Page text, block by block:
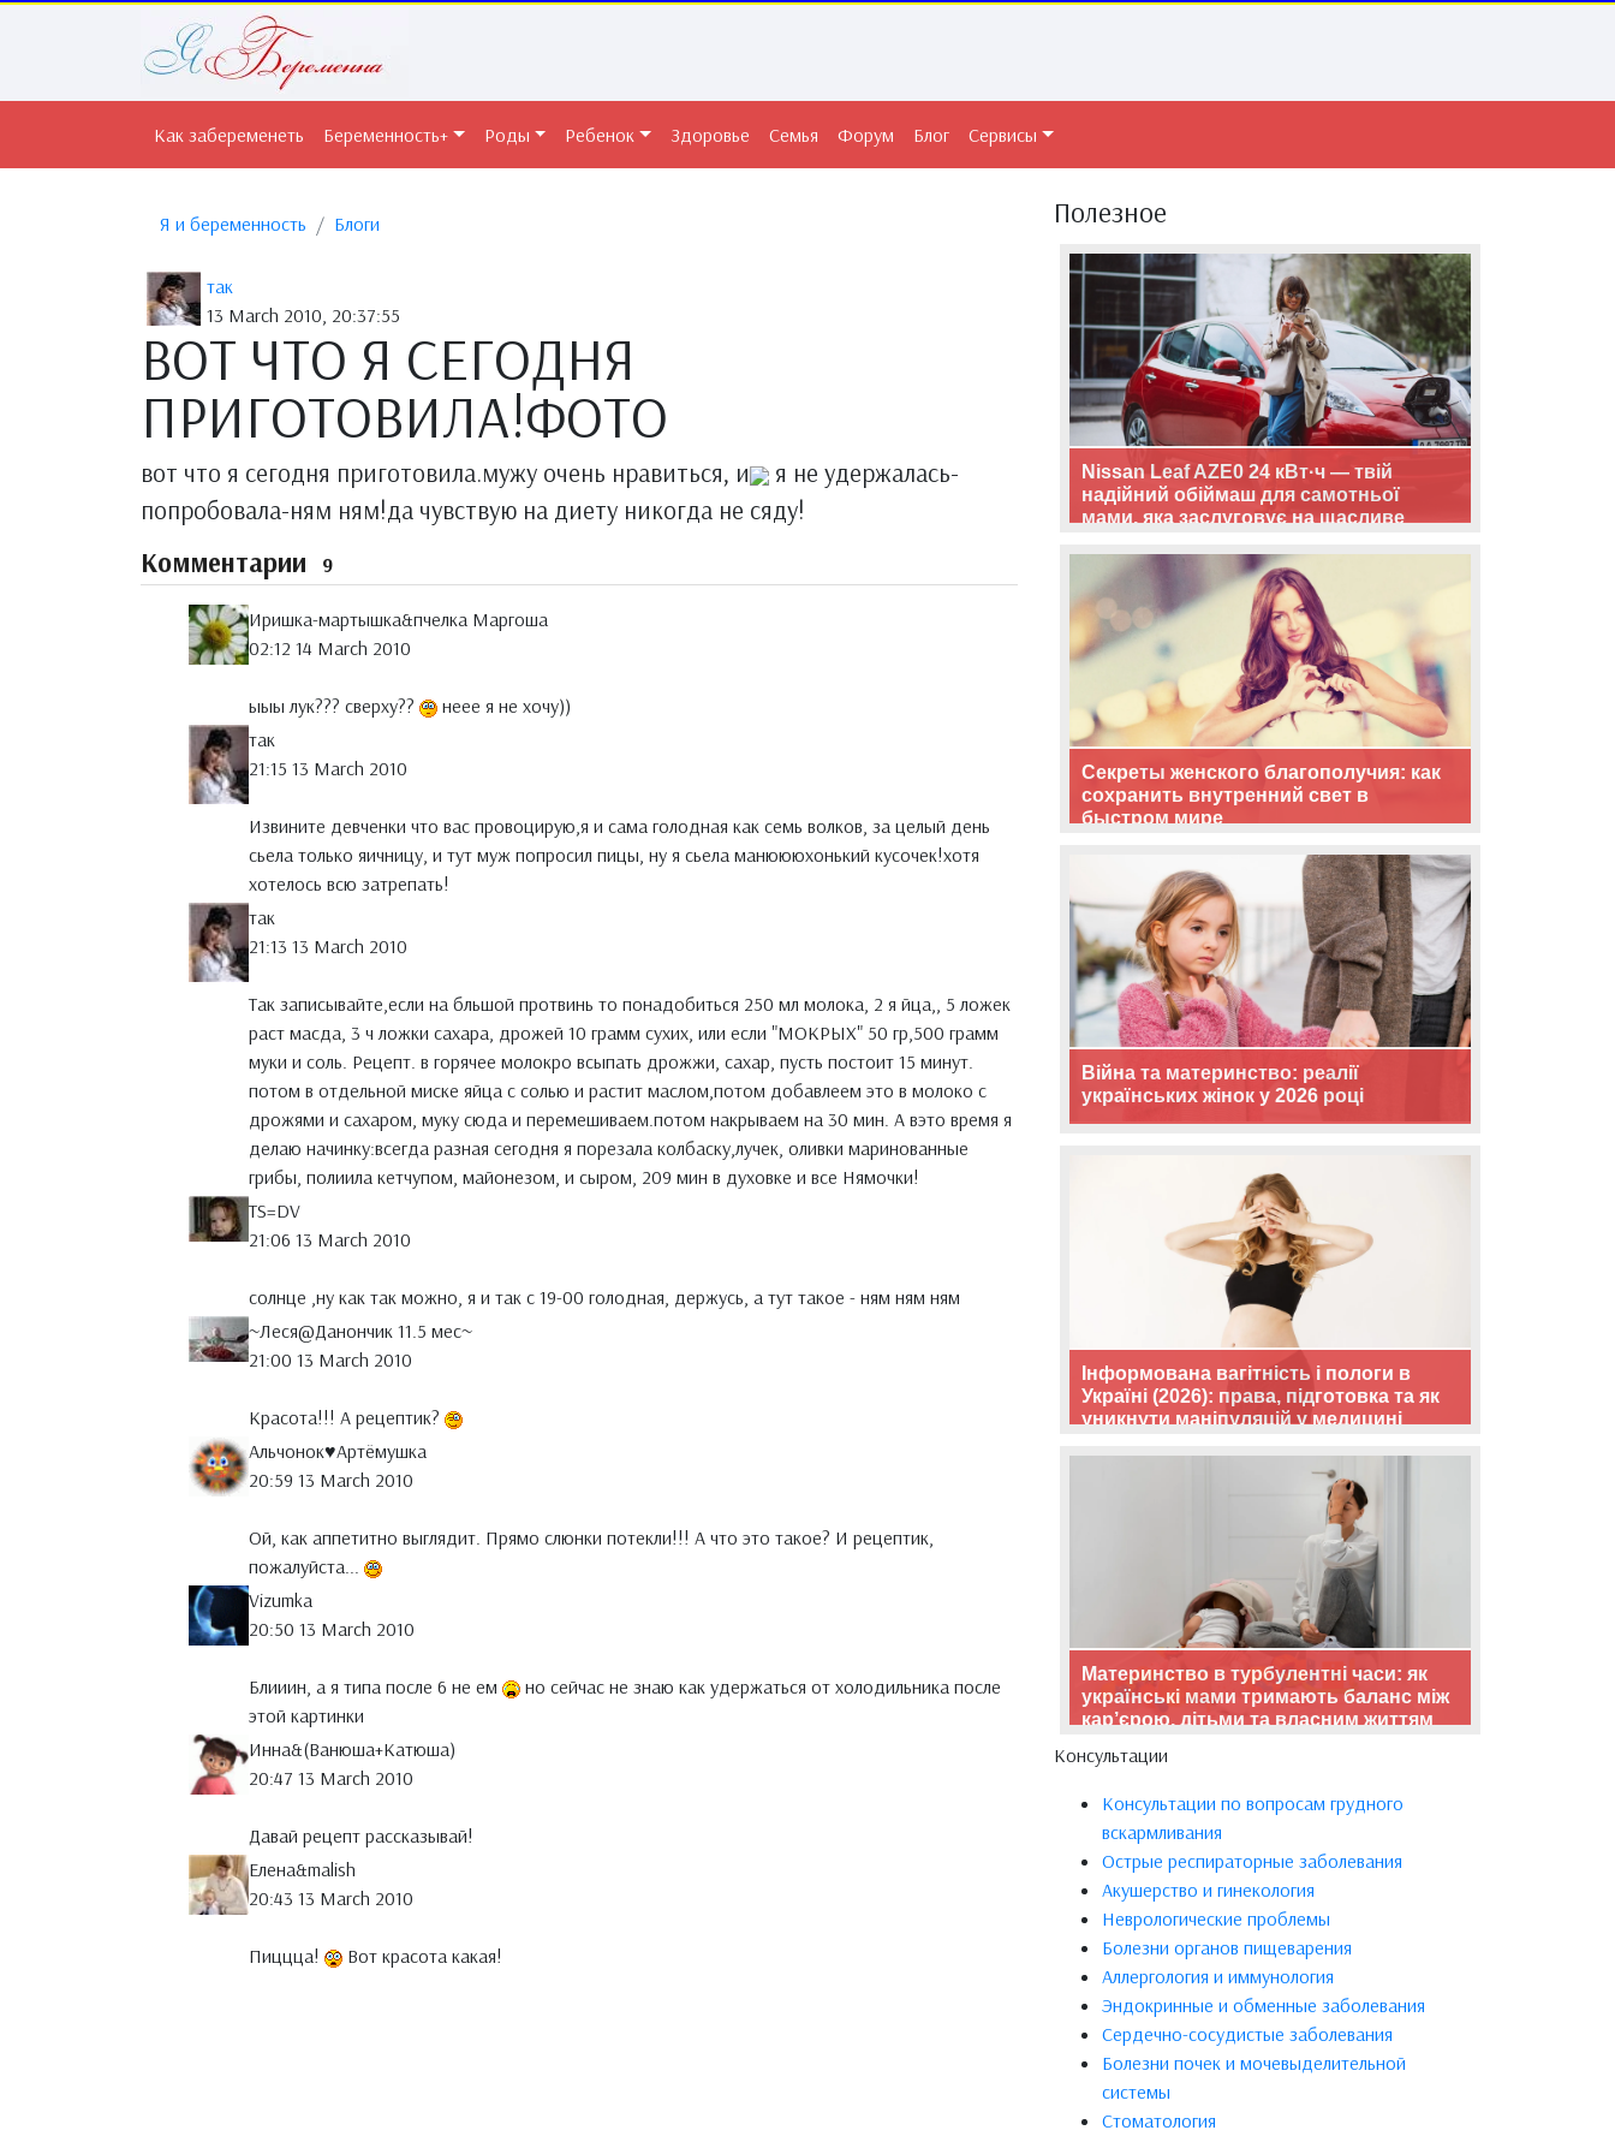
Как забеременеть Беременность+ Роды Ребенок Здоровье Семья Форум Блог Сервисы
Я и беременность Блоги
так
13 March 2010, 20:37:55
ВОТ ЧТО Я СЕГОДНЯ
ПРИГОТОВИЛА!ФОТО
вот что я сегодня приготовила.мужу очень нравиться, и
я не удержалась-
попробовала-ням ням!да чувствую на диету никогда не сяду!
Комментарии 9
Иришка-мартышка&пчелка Маргоша
02:12 14 March 2010
ыыы лук??? сверху??
неее я не хочу))
так
21:15 13 March 2010
Извините девченки что вас провоцирую,я и сама голодная как семь волков, за целый день
сьела только яичницу, и тут муж попросил пицы, ну я сьела манюююхонький кусочек!хотя
хотелось всю затрепать!
так
21:13 13 March 2010
Так записывайте,если на бльшой протвинь то понадобиться 250 мл молока, 2 я йца,, 5 ложек
раст масда, 3 ч ложки сахара, дрожей 10 грамм сухих, или если "МОКРЫХ" 50 гр,500 грамм
муки и соль. Рецепт. в горячее молокро всыпать дрожжи, сахар, пусть постоит 15 минут.
потом в отдельной миске яйца с солью и растит маслом,потом добавлеем это в молоко с
дрожями и сахаром, муку сюда и перемешиваем.потом накрываем на 30 мин. А вэто время я
делаю начинку:всегда разная сегодня я порезала колбаску,лучек, оливки маринованные
грибы, полиила кетчупом, майонезом, и сыром, 209 мин в духовке и все Нямочки!
TS=DV
21:06 13 March 2010
солнце ,ну как так можно, я и так с 19-00 голодная, держусь, а тут такое - ням ням ням
~Леся@Данончик 11.5 мeс~
21:00 13 March 2010
Красота!!! А рецептик?
Альчонок♥Артёмушка
20:59 13 March 2010
Ой, как аппетитно выглядит. Прямо слюнки потекли!!! А что это такое? И рецептик,
пожалуйста...
Vizumka
20:50 13 March 2010
Блииин, а я типа после 6 не ем
но сейчас не знаю как удержаться от холодильника после
этой картинки
Инна&(Ванюша+Катюша)
20:47 13 March 2010
Давай рецепт рассказывай!
Елена&malish
20:43 13 March 2010
Пиццца! Вот красота какая!
Полезное
Nissan Leaf AZE0 24 кВт·ч — твій
надійний обіймаш для самотньої
мами, яка заслуговує на щасливе
Секреты женского благополучия: как
сохранить внутренний свет в
быстром мире
Війна та материнство: реалії
українських жінок у 2026 році
Інформована вагітність і пологи в
Україні (2026): права, підготовка та як
уникнути маніпуляцій у медицині
Материнство в турбулентні часи: як
українські мами тримають баланс між
кар’єрою, дітьми та власним життям
Консультации
Консультации по вопросам грудного
вскармливания
Острые респираторные заболевания
Акушерство и гинекология
Неврологические проблемы
Болезни органов пищеварения
Аллергология и иммунология
Эндокринные и обменные заболевания
Сердечно-сосудистые заболевания
Болезни почек и мочевыделительной
системы
Стоматология